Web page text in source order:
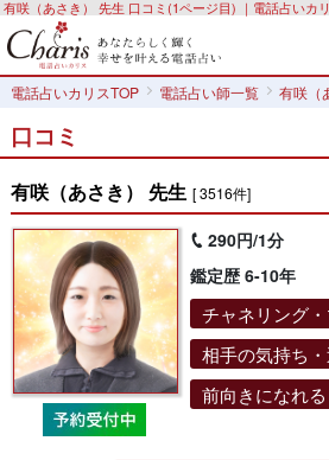
有咲（あさき） 先生 口コミ(1ページ目) ｜電話占いカ
電話占いカリスTOP 電話占い師一覧 有咲（
口コミ
有咲（あさき） 先生 [ 3516件]
290円/1分
鑑定歴 6-10年
チャネリング
相手の気持ち
前向きになれる